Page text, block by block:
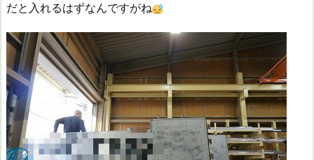
だと入れるはずなんですがね